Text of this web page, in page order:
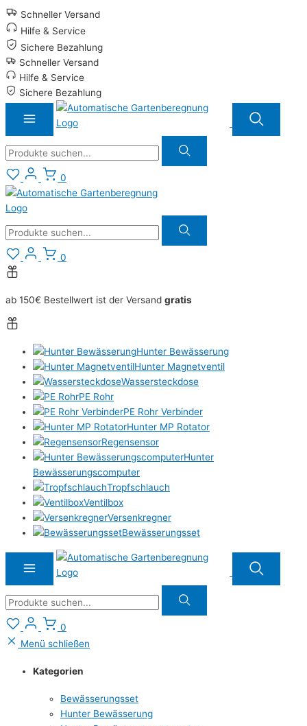
Zum
Inhalt
springen
Schneller Versand
Hilfe & Service
Sichere Bezahlung
Schneller Versand
Hilfe & Service
Sichere Bezahlung
0
0
ab 150€ Bestellwert ist der Versand gratis
Hunter Bewässerung
Hunter Magnetventil
Wassersteckdose
PE Rohr
PE Rohr Verbinder
Hunter MP Rotator
Regensensor
Hunter
Bewässerungscomputer
Tropfschlauch
Ventilbox
Versenkregner
Bewässerungsset
0
Menü schließen
Kategorien
Bewässerungsset
Hunter Bewässerung